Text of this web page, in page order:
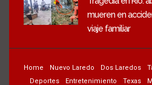
mueren en
viaje familiar
Home Nuevo Laredo Dos Laredos
Deportes
Entretenimiento Texas